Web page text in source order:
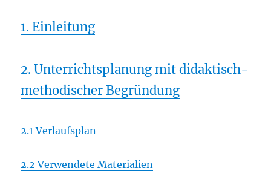
1. Einleitung
2. Unterrichtsplanung mit didaktisch-
methodischer Begründung
2.1 Verlaufsplan
2.2 Verwendete Materialien